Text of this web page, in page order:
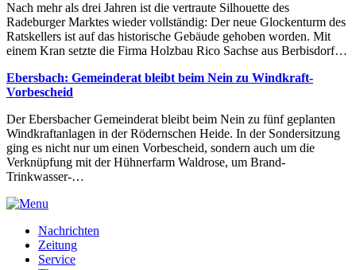
Nach mehr als drei Jahren ist die vertraute Silhouette des
Radeburger Marktes wieder vollständig: Der neue Glockenturm des
Ratskellers ist auf das historische Gebäude gehoben worden. Mit
einem Kran setzte die Firma Holzbau Rico Sachse aus Berbisdorf…
Ebersbach: Gemeinderat bleibt beim Nein zu Windkraft-
Vorbescheid
Der Ebersbacher Gemeinderat bleibt beim Nein zu fünf geplanten
Windkraftanlagen in der Rödernschen Heide. In der Sondersitzung
ging es nicht nur um einen Vorbescheid, sondern auch um die
Verknüpfung mit der Hühnerfarm Waldrose, um Brand-
Trinkwasser-…
Nachrichten
Zeitung
Service